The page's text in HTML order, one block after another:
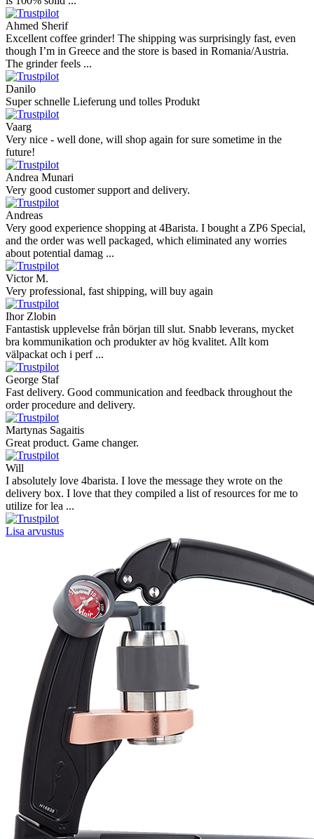
Ahmed Sherif
Excellent coffee grinder! The shipping was surprisingly fast, even
though I’m in Greece and the store is based in Romania/Austria.
The grinder feels ...
Danilo
Super schnelle Lieferung und tolles Produkt
Vaarg
Very nice - well done, will shop again for sure sometime in the
future!
Andrea Munari
Very good customer support and delivery.
Andreas
Very good experience shopping at 4Barista. I bought a ZP6 Special,
and the order was well packaged, which eliminated any worries
about potential damag ...
Victor M.
Very professional, fast shipping, will buy again
Ihor Zlobin
Fantastisk upplevelse från början till slut. Snabb leverans, mycket
bra kommunikation och produkter av hög kvalitet. Allt kom
välpackat och i perf ...
George Staf
Fast delivery. Good communication and feedback throughout the
order procedure and delivery.
Martynas Sagaitis
Great product. Game changer.
Will
I absolutely love 4barista. I love the message they wrote on the
delivery box. I love that they compiled a list of resources for me to
utilize for lea ...
Lisa arvustus